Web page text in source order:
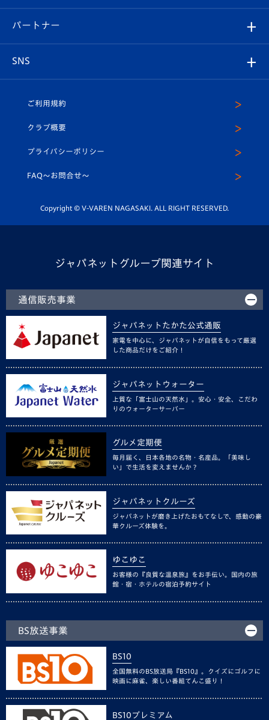
メディア
ホームタウン
マスコット紹介
平和祈念活動
ホームタウン活動
ヴィヴィくんの長崎おもてなしガイド
スタジアムグルメ
V-LOVERS（ファンクラブ）
プレイヤーズスイート
店舗情報
育成からのお知らせ
U-18
スクール
パートナー
SNS
ヴィヴィくんインスタグラム
公式LINE＠
ご利用規約
クラブ概要
プライバシーポリシー
FAQ〜お問合せ〜
Copyright © V-VAREN NAGASAKI. ALL RIGHT RESERVED.
ジャパネットグループ関連サイト
通信販売事業
ジャパネットたかた公式通販
家電を中心に、ジャパネットが自信をもって厳選
した商品だけをご紹介！
ジャパネットウォーター
上質な「富士山の天然水」。安心・安全、こだわ
りのウォーターサーバー
グルメ定期便
毎月届く、日本各地の名物・名産品。「美味し
い」で生活を変えませんか？
ジャパネットクルーズ
ジャパネットが磨き上げたおもてなしで、感動の豪
華クルーズ体験を。
ゆこゆこ
お客様の『良質な温泉旅』をお手伝い。国内の旅
館・宿・ホテルの宿泊予約サイト
BS放送事業
BS10
全国無料のBS放送局『BS10』。クイズにゴルフに
映画に麻雀、楽しい番組てんこ盛り！
BS10プレミアム